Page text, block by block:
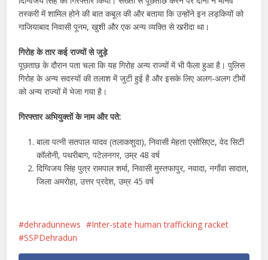
तस्करी में शामिल होने की बात कबूल की और बताया कि उन्होंने इन लड़कियों को
गाजियाबाद निवासी पूनम, खुशी और एक अन्य व्यक्ति से खरीदा था।
गिरोह के तार कई राज्यों से जुड़े
पूछताछ के दौरान पता चला कि यह गिरोह अन्य राज्यों में भी फैला हुआ है। पुलिस
गिरोह के अन्य सदस्यों की तलाश में जुटी हुई है और इसके लिए अलग-अलग टीमों
को अन्य राज्यों में भेजा गया है।
गिरफ्तार अभियुक्तों के नाम और पते:
बाला पत्नी सतपाल यादव (तलाकशुदा), निवासी मेहता एसोसिएट, वेद सिटी
कॉलोनी, पथरीबाग, पटेलनगर, उम्र 48 वर्ष
दिग्विजय सिंह पुत्र रामपाल शर्मा, निवासी मुस्तफापुर, नवादा, नगाँवा सादात,
जिला अमरोहा, उत्तर प्रदेश, उम्र 45 वर्ष
dehradunnews
Inter-state human trafficking racket
SSPDehradun